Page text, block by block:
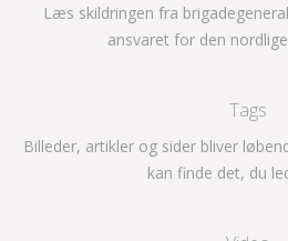
Læs skildringen fra
ansvaret for den
Tags
Billeder, artikler og sider bliver
kan finde det, du